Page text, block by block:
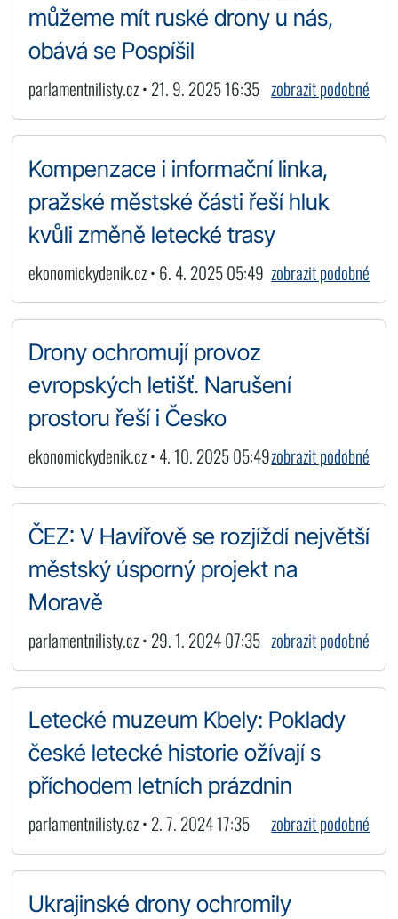
můžeme mít ruské drony u nás,
obává se Pospíšil
parlamentnilisty.cz • 21. 9. 2025 16:35 zobrazit podobné
Kompenzace i informační linka,
pražské městské části řeší hluk
kvůli změně letecké trasy
ekonomickydenik.cz • 6. 4. 2025 05:49 zobrazit podobné
Drony ochromují provoz
evropských letišť. Narušení
prostoru řeší i Česko
ekonomickydenik.cz • 4. 10. 2025 05:49zobrazit podobné
ČEZ: V Havířově se rozjíždí největší
městský úsporný projekt na
Moravě
parlamentnilisty.cz • 29. 1. 2024 07:35 zobrazit podobné
Letecké muzeum Kbely: Poklady
české letecké historie ožívají s
příchodem letních prázdnin
parlamentnilisty.cz • 2. 7. 2024 17:35 zobrazit podobné
Ukrajinské drony ochromily